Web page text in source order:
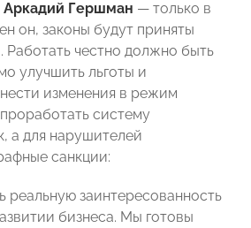
Аркадий Гершман — только в
он, законы будут приняты
честно должно быть
улучшить льготы и
изменения в режим
систему
а для нарушителей
санкции:
заинтересованность
бизнеса. Мы готовы